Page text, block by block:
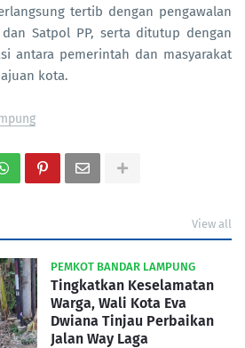
tertib dengan pengawalan
Satpol PP, serta ditutup dengan
antara pemerintah dan masyarakat
kota.
View all
PEMKOT BANDAR LAMPUNG
Tingkatkan Keselamatan
Warga, Wali Kota Eva
Dwiana Tinjau Perbaikan
Jalan Way Laga